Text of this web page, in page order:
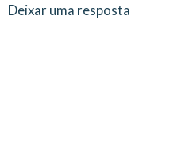
Deixar uma resposta